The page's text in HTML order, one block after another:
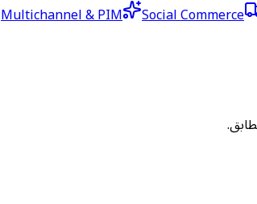
Multichannel & PIM Social Commerce